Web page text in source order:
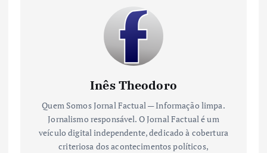
Inês Theodoro
Quem Somos Jornal Factual — Informação limpa.
Jornalismo responsável. O Jornal Factual é um
veículo digital independente, dedicado à cobertura
criteriosa dos acontecimentos políticos,